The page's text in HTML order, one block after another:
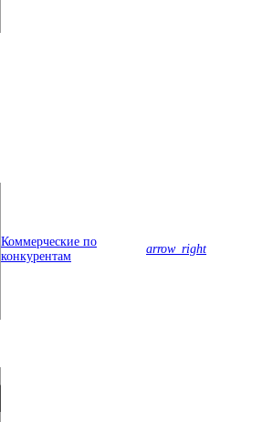
Коммерческие по
конкурентам
arrow_right